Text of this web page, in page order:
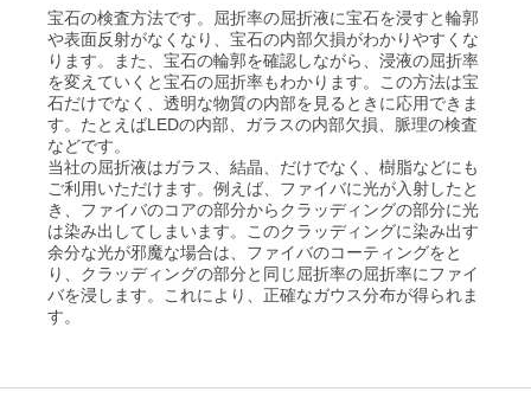
低迷光回折格子［ローレライ ］
レーザ用回折格子 LAシリーズ
近赤外Ｓ偏光高効率回折格子
光伝送機器モジュール用回折格子
高分解能分光器用回折格子（溝本数3000本/mm以上）
透過型回折格子
ラミナー型レプリカ回折格子（真空紫外・軟X線領域用）
ラミナー型回折格子（真空紫外・軟X線領域用）
分光分析(分光光度計)
分光ソリューション
カルニュー精密分光計
カルニュー精密屈折計
レーザモジュール
青色ダイレクトダイオードレーザ BLUE IMPACT&trade; 20Wタイプ
解説
宝石の検査方法です。屈折率の屈折液に宝石を浸すと輪郭
や表面反射がなくなり、宝石の内部欠損がわかりやすくな
ります。また、宝石の輪郭を確認しながら、浸液の屈折率
を変えていくと宝石の屈折率もわかります。この方法は宝
石だけでなく、透明な物質の内部を見るときに応用できま
す。たとえばLEDの内部、ガラスの内部欠損、脈理の検査
などです。
当社の屈折液はガラス、結晶、だけでなく、樹脂などにも
ご利用いただけます。例えば、ファイバに光が入射したと
き、ファイバのコアの部分からクラッディングの部分に光
は染み出してしまいます。このクラッディングに染み出す
余分な光が邪魔な場合は、ファイバのコーティングをと
り、クラッディングの部分と同じ屈折率の屈折率にファイ
バを浸します。これにより、正確なガウス分布が得られま
す。